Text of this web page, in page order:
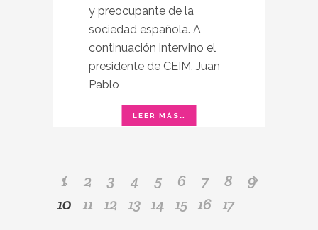
y preocupante de la
sociedad española. A
continuación intervino el
presidente de CEIM, Juan
Pablo
1 2 3 4 5 6 7 8
9
10
11 12 13 14 15 16 17